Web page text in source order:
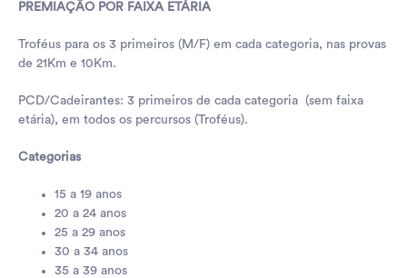
PREMIAÇÂO POR FAIXA ETÁRIA
Troféus para os 3 primeiros (M/F) em cada categoria, nas provas
de 21Km e 10Km.
PCD/Cadeirantes: 3 primeiros de cada categoria (sem faixa
etária), em todos os percursos (Troféus).
Categorias
15 a 19 anos
20 a 24 anos
25 a 29 anos
30 a 34 anos
35 a 39 anos